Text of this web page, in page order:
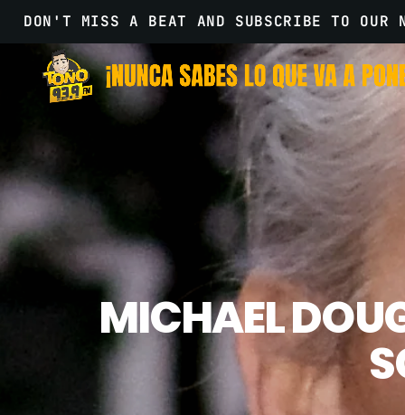
DON'T MISS A BEAT AND SUBSCRIBE TO OUR
MICHAEL